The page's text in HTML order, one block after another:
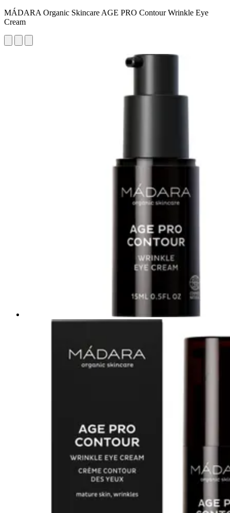
MÁDARA Organic Skincare AGE PRO Contour Wrinkle Eye
Cream